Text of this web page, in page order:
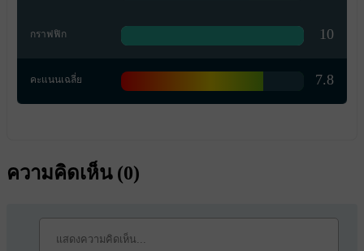
กราฟฟิก 10
คะแนนเฉลี่ย 7.8
ความคิดเห็น (0)